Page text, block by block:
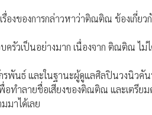
งของการกล่าวหาว่าติณติณ ข้องเกี่ยว
ครัวเป็นอย่างมาก เนื่องจาก ติณติณ ไม่
พันธ์ และในฐานะผู้ดูแลศิลปินวงนิว
อทําลายชื่อเสียงของติณติณ และเตรี
มาได้เลย